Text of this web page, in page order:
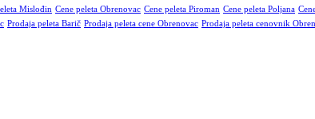
Mislođin Cene peleta Obrenovac Cene peleta Piroman Cene peleta Poljana
Prodaja peleta Barič Prodaja peleta cene Obrenovac Prodaja peleta cenovnik